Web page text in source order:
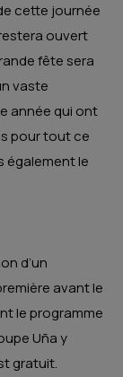
cette journée
ouvert
fête sera
vaste
année qui ont
pour tout ce
également le
d’un
avant le
le programme
Uña y
gratuit.